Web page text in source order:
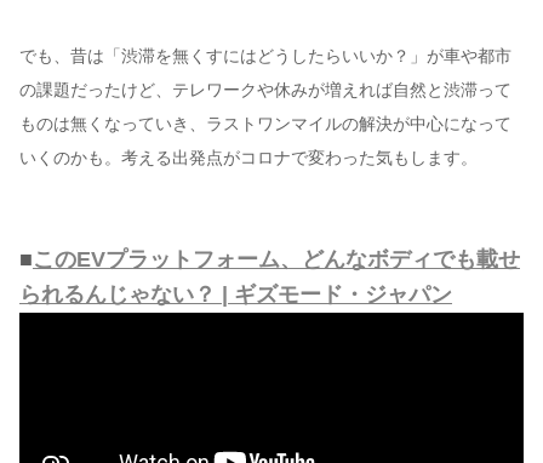
でも、昔は「渋滞を無くすにはどうしたらいいか？」が車や都市
の課題だったけど、テレワークや休みが増えれば自然と渋滞って
ものは無くなっていき、ラストワンマイルの解決が中心になって
いくのかも。考える出発点がコロナで変わった気もします。
■このEVプラットフォーム、どんなボディでも載せ
られるんじゃない？ | ギズモード・ジャパン